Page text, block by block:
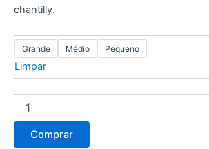
chantilly.
Grande Médio Pequeno
Limpar
Comprar